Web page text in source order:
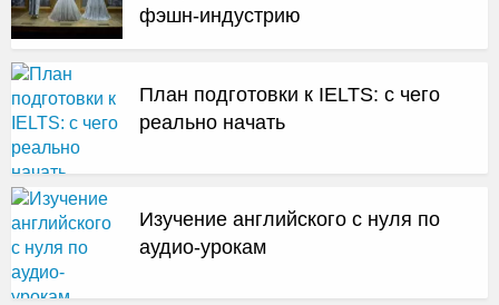
фэшн-индустрию
План подготовки к IELTS: с чего
реально начать
Изучение английского с нуля по
аудио-урокам